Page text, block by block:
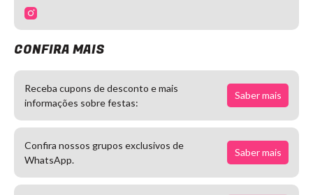
CONFIRA MAIS
Receba cupons de desconto e mais
informações sobre festas:
Saber mais
Confira nossos grupos exclusivos de
WhatsApp.
Saber mais